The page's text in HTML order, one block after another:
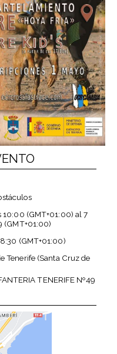
10:00 (GMT+01:00) al7
(GMT+01:00)
(GMT+01:00)
Tenerife (Santa Cruz de
TENERIFE Nº49